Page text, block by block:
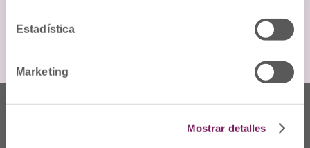
Estadística
Marketing
Mostrar detalles